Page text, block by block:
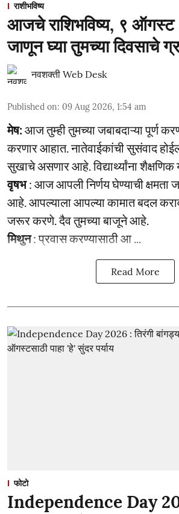
राशीभविष्य
आजचे राशिभविष्य, ९
जाणून घ्या तुमच्या दिवसाचे
नवशक्ती Web Desk
Published on: 09 Aug 2026, 1:54 am
मेष:आज तुम्ही तुमच्या जबाबदाऱ्या पूर्ण
करणार आहात. नातेवाईकांची सुसंवाद
सुखाचे असणार आहे. विद्यार्थ्यांना
वृषभ: आज आपली निर्णय घेण्याची क्षमता
आहे. आपल्याला आपल्या कामात बदल
जरूर करणे. दैव तुमच्या बाजूने आहे.
मिथुन: प्रवास करण्यासाठी आ ...
Read More
फोटो
Independence Day